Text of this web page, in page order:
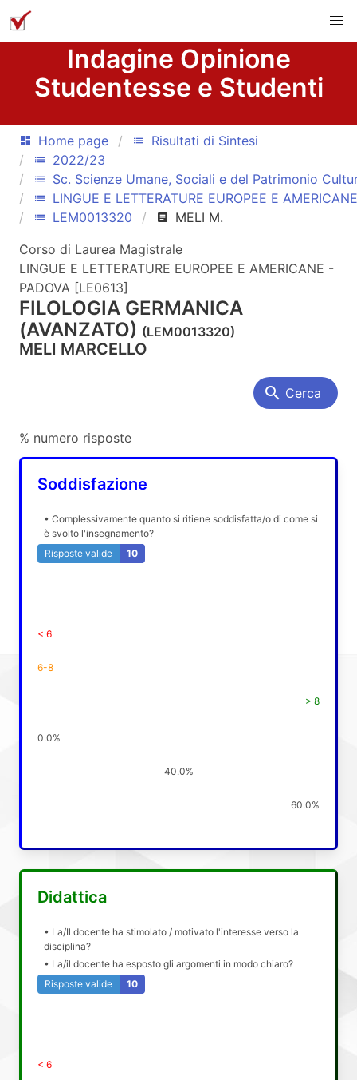
Indagine Opinione
Studentesse e Studenti
dashboard Home page list Risultati di Sintesi
list 2022/23
list Sc. Scienze Umane, Sociali e del Patrimonio
list LINGUE E LETTERATURE EUROPEE E
list LEM0013320 article
MELI M.
Corso di Laurea Magistrale
LINGUE E LETTERATURE EUROPEE E AMERICANE -
PADOVA [LE0613]
FILOLOGIA GERMANICA
(AVANZATO) (LEM0013320)
MELI MARCELLO
search Cerca
% numero risposte
Soddisfazione
• Complessivamente quanto si ritiene soddisfatta/o di come si
è svolto l'insegnamento?
Risposte valide
10
< 6
6-8
> 8
0.0%
40.0%
60.0%
Didattica
• La/Il docente ha stimolato / motivato l'interesse verso la
disciplina?
• La/il docente ha esposto gli argomenti in modo chiaro?
Risposte valide
10
< 6